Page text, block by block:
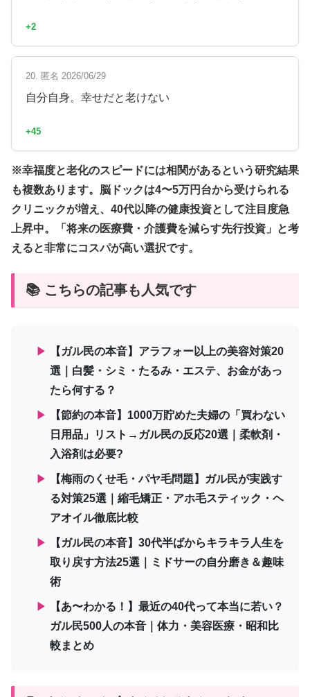
+2
20. 匿名 2026/06/29
自分自身。幸せだと老けない
+45
※幸福度と老化のスピードには相関があるという研究結果
も複数あります。脳ドックは4〜5万円台から受けられる
クリニックが増え、40代以降の健康投資として注目度急
上昇中。「将来の医療費・介護費を減らす先行投資」と考
えると非常にコスパが高い選択です。
📚 こちらの記事も人気です
▶
【ガル民の本音】アラフォー以上の美容対策20
選｜白髪・シミ・たるみ・エステ、お金があっ
たら何する？
▶
【節約の本音】1000万貯めた夫婦の「買わない
日用品」リスト→ガル民の反応20選｜柔軟剤・
入浴剤は必要?
▶
【梅雨のくせ毛・パヤ毛問題】ガル民が実践す
る対策25選｜縮毛矯正・アホ毛スティック・ヘ
アオイル徹底比較
▶
【ガル民の本音】30代半ばからキラキラ人生を
取り戻す方法25選｜ミドサーの自分磨き＆趣味
術
▶
【あ〜わかる！】最近の40代って本当に若い？
ガル民500人の本音｜体力・美容医療・昭和比
較まとめ